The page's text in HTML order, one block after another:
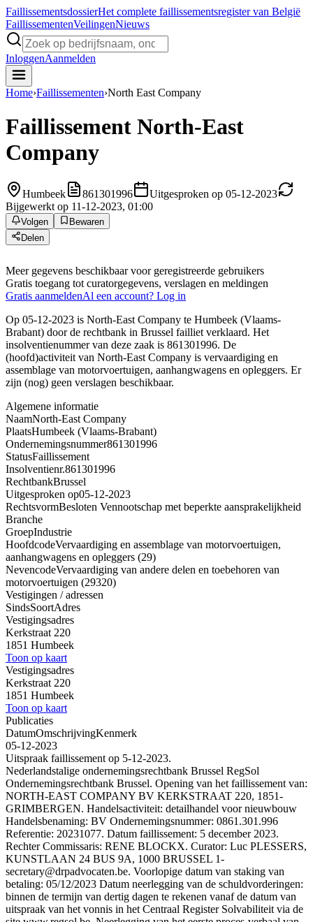
FaillissementsdossierHet complete faillissementsregister van België
FaillissementenVeilingenNieuws
InloggenAanmelden
Home›Faillissementen›North East Company
Faillissement North-East
Company
Humbeek 861301996
Uitgesproken op 05-12-2023
Bijgewerkt op 11-12-2023, 01:00
Volgen
Bewaren
Delen
Meer gegevens beschikbaar voor geregistreerde gebruikers
Gratis toegang tot curatorgegevens, verslagen en meldingen
Gratis aanmeldenAl een account? Log in
Op 05-12-2023 is North-East Company te Humbeek (Vlaams-
Brabant) door de rechtbank in Brussel failliet verklaard. Het
insolventienummer van deze zaak is 861301996. De
(hoofd)activiteit van North-East Company is vervaardiging en
assemblage van motorvoertuigen, aanhangwagens en opleggers. Er
zijn (nog) geen verslagen beschikbaar.
Algemene informatie
NaamNorth-East Company
PlaatsHumbeek (Vlaams-Brabant)
Ondernemingsnummer861301996
StatusFaillissement
Insolventienr.861301996
RechtbankBrussel
Uitgesproken op05-12-2023
RechtsvormBesloten Vennootschap met beperkte aansprakelijkheid
Branche
GroepIndustrie
HoofdcodeVervaardiging en assemblage van motorvoertuigen,
aanhangwagens en opleggers (29)
NevencodeVervaardiging van andere delen en toebehoren van
motorvoertuigen (29320)
Vestigingen / adressen
SindsSoortAdres
Vestigingsadres
Kerkstraat 220
1851 Humbeek
Toon op kaart
Vestigingsadres
Kerkstraat 220
1851 Humbeek
Toon op kaart
Publicaties
DatumOmschrijvingKenmerk
05-12-2023
Uitspraak faillissement op 5-12-2023.
Nederlandstalige ondernemingsrechtbank Brussel RegSol
Ondernemingsrechtbank Brussel. Opening van het faillissement van:
NORTH-EAST COMPANY BV KERKSTRAAT 220, 1851-
GRIMBERGEN. Handelsactiviteit: detailhandel voor nieuwbouw
Handelsbenaming: BV Ondernemingsnummer: 0861.301.996
Referentie: 20231077. Datum faillissement: 5 december 2023.
Rechter Commissaris: RENE BLOCKX. Curator: Luc PLESSERS,
KUNSTLAAN 24 BUS 9A, 1000 BRUSSEL 1-
secretary@drpadvocaten.be. Voorlopige datum van staking van
betaling: 05/12/2023 Datum neerlegging van de schuldvorderingen:
binnen de termijn van dertig dagen te rekenen vanaf de datum van
uitspraak van het vonnis in het Centraal Register Solvabiliteit via de